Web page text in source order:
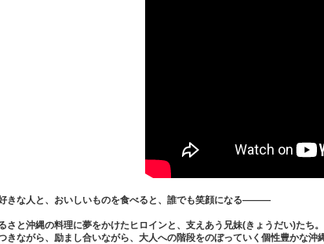
きな人と、おいしいものを食べると、誰でも笑顔になる―――
さと沖縄の料理に夢をかけたヒロインと、支えあう兄妹(きょうだい)たち。
きながら、励まし合いながら、大人への階段をのぼっていく個性豊かな